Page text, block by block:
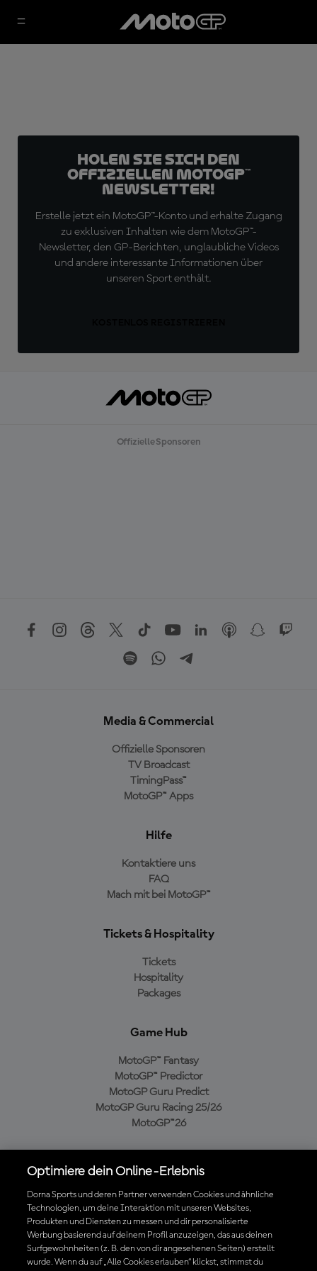
Holen Sie sich den
offiziellen MotoGP™
Newsletter!
Erstelle jetzt ein MotoGP™-Konto und erhalte Zugang
zu exklusiven Inhalten wie dem MotoGP™-
Newsletter, den GP-Berichten, unglaubliche Videos
und andere interessante Informationen über
unseren Sport enthält.
Offizielle Sponsoren
Media & Commercial
Offizielle Sponsoren
TV Broadcast
TimingPass™
MotoGP™ Apps
Hilfe
Kontaktiere uns
FAQ
Mach mit bei MotoGP™
Tickets & Hospitality
Tickets
Hospitality
Packages
Game Hub
MotoGP™ Fantasy
MotoGP™ Predictor
MotoGP Guru Predict
MotoGP Guru Racing 25/26
MotoGP™26
Über uns
MotoGP Group
Cookie-Richtlinien
Geschäftsbedingungen
Datenschutzrichtlinien
Kaufrichtlinie
Optimiere dein Online-Erlebnis
Dorna Sports und deren Partner verwenden Cookies und ähnliche
Technologien, um deine Interaktion mit unseren Websites,
Produkten und Diensten zu messen und dir personalisierte
Werbung basierend auf deinem Profil anzuzeigen, das aus deinen
Surfgewohnheiten (z. B. den von dir angesehenen Seiten) erstellt
wurde. Wenn du auf „Alle Cookies erlauben“ klickst, stimmst du